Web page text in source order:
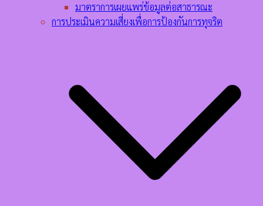
มาตราการเผยแพร่ข้อมูลต่อสาธารณะ
การประเมินความเสี่ยงเพื่อการป้องกันการทุจริต